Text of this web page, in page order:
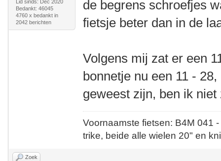
Lid sinds: Dec 2020
Bedankt: 46045
4760 x bedankt in
2042 berichten
de begrens schroefjes
fietsje beter dan in de
Volgens mij zat er een
bonnetje nu een 11 -
geweest zijn, ben ik niet
Voornaamste fietsen: B4M
trike, beide alle wielen 20" en
Zoek